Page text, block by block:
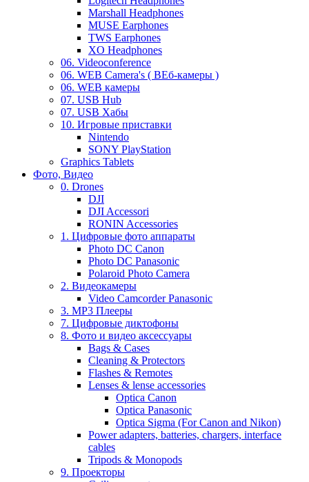
Marshall Headphones
MUSE Earphones
TWS Earphones
XO Headphones
06. Videoconference
06. WEB Camera's ( ВЕб-камеры )
06. WEB камеры
07. USB Hub
07. USB Хабы
10. Игровые приставки
Nintendo
SONY PlayStation
Graphics Tablets
Фото, Видео
0. Drones
DJI
DJI Accessori
RONIN Accessories
1. Цифровые фото аппараты
Photo DC Canon
Photo DC Panasonic
Polaroid Photo Camera
2. Видеокамеры
Video Camcorder Panasonic
3. MP3 Плееры
7. Цифровые диктофоны
8. Фото и видео аксессуары
Bags & Cases
Cleaning & Protectors
Flashes & Remotes
Lenses & lense accessories
Optica Canon
Optica Panasonic
Optica Sigma (For Canon and Nikon)
Power adapters, batteries, chargers, interface
cables
Tripods & Monopods
9. Проекторы